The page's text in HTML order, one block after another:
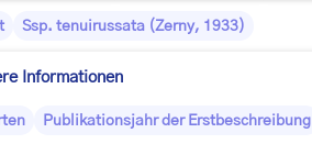
Ssp. tenuirussata (Zerny, 1933)
Informationen
Publikationsjahr der Erstbeschreibung